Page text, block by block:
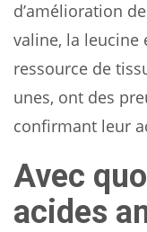
d’amélioration
valine, la leucine
ressource de
unes, ont des
confirmant leur
Avec
acides